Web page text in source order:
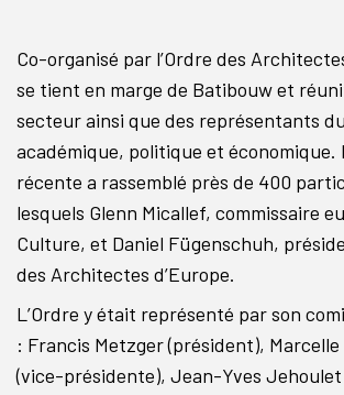
Co-organisé par l’Ordre des
se tient en marge de Batibouw et
secteur ainsi que des représentants
académique, politique et économique.
récente a rassemblé près de 400
lesquels Glenn Micallef, commissaire
Culture, et Daniel Fügenschuh,
des Architectes d’Europe.
L’Ordre y était représenté par son
: Francis Metzger (président),
(vice-présidente), Jean-Yves